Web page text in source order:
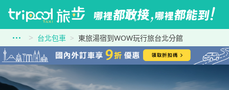
台北包車 東旅湯宿到WOW玩行旅台北分館